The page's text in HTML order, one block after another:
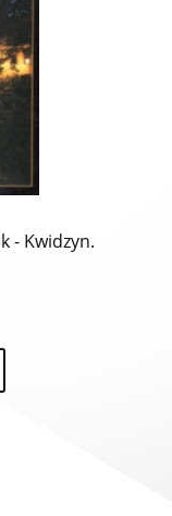
- Kwidzyn.